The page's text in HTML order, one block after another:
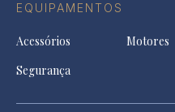
EQUIPAMENTOS
Acessórios Motores
Segurança